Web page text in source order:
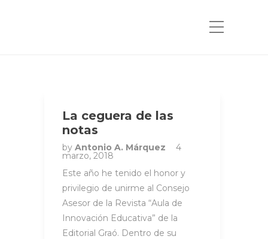
La ceguera de las
notas
by Antonio A. Márquez 4
marzo, 2018
Este año he tenido el honor y
privilegio de unirme al Consejo
Asesor de la Revista “Aula de
Innovación Educativa” de la
Editorial Graó. Dentro de su